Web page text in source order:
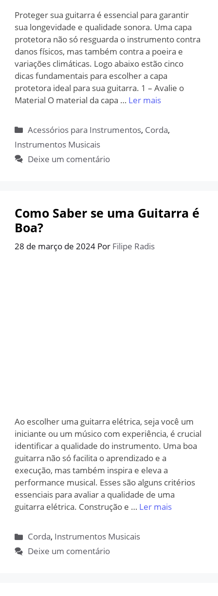
Proteger sua guitarra é essencial para garantir
sua longevidade e qualidade sonora. Uma capa
protetora não só resguarda o instrumento contra
danos físicos, mas também contra a poeira e
variações climáticas. Logo abaixo estão cinco
dicas fundamentais para escolher a capa
protetora ideal para sua guitarra. 1 – Avalie o
Material O material da capa … Ler mais
Categorias
Acessórios para Instrumentos, Corda,
Instrumentos Musicais
Deixe um comentário
Como Saber se uma Guitarra é
Boa?
28 de março de 2024 Por Filipe Radis
Ao escolher uma guitarra elétrica, seja você um
iniciante ou um músico com experiência, é crucial
identificar a qualidade do instrumento. Uma boa
guitarra não só facilita o aprendizado e a
execução, mas também inspira e eleva a
performance musical. Esses são alguns critérios
essenciais para avaliar a qualidade de uma
guitarra elétrica. Construção e … Ler mais
Categorias
Corda, Instrumentos Musicais
Deixe um comentário